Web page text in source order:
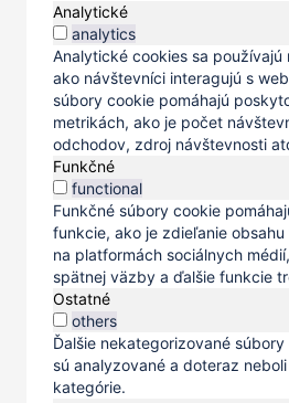
Analytické
analytics
Analytické cookies sa používajú
ako návštevníci interagujú s
súbory cookie pomáhajú
metrikách, ako je počet
odchodov, zdroj návštevnosti
Funkčné
functional
Funkčné súbory cookie
funkcie, ako je zdieľanie
na platformách sociálnych
spätnej väzby a ďalšie funkcie
Ostatné
others
Ďalšie nekategorizované
sú analyzované a doteraz
kategórie.